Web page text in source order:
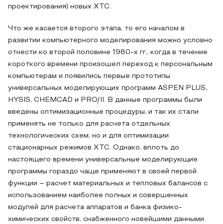
проектирования) новых ХТС.
Что же касается второго этапа, то его началом в
развитии компьютерного моделирования можно условно
отнести ко второй половине 1980-х гг., когда в течение
короткого времени произошел переход к персональным
компьютерам и появились первые прототипы
универсальных моделирующих программ ASPEN PLUS,
HYSIS, CHEMCAD и PRO/II. В данные программы были
введены оптимизационные процедуры, и так их стали
применять не только для расчета отдельных
технологических схем, но и для оптимизации
стационарных режимов ХТС. Однако, вплоть до
настоящего времени универсальные моделирующие
программы гораздо чаще применяют в своей первой
функции – расчет материальных и тепловых балансов с
использованием наиболее полных и совершенных
модулей для расчета аппаратов и банка физико-
химических свойств, снабженного новейшими данными.